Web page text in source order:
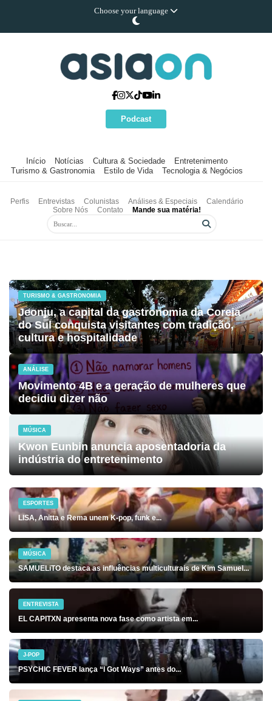
Choose your language
Podcast
Início Notícias Cultura & Sociedade
Entretenimento
Turismo & Gastronomia
Estilo de Vida Tecnologia & Negócios
Perfis Entrevistas Colunistas Análises & Especiais
Calendário
Sobre Nós
Contato Mande sua matéria!
TURISMO & GASTRONOMIA
Jeonju, a capital da gastronomia da Coreia
do Sul conquista visitantes com tradição,
cultura e hospitalidade
ANÁLISE
Movimento 4B e a geração de mulheres que
decidiu dizer não
MÚSICA
Kwon Eunbin anuncia aposentadoria da
indústria do entretenimento
ESPORTES
LISA, Anitta e Rema unem K-pop, funk e...
MÚSICA
SAMUELiTO destaca as influências multiculturais de Kim Samuel...
ENTREVISTA
EL CAPITXN apresenta nova fase como artista em...
J-POP
PSYCHIC FEVER lança “I Got Ways” antes do...